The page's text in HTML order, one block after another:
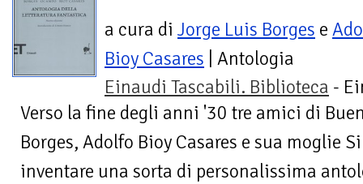
a cura di Jorge Luis Borges e
Bioy Casares | Antologia
Einaudi Tascabili. Biblioteca -
Verso la fine degli anni '30 tre amici di
Borges, Adolfo Bioy Casares e sua moglie
inventare una sorta di personalissima